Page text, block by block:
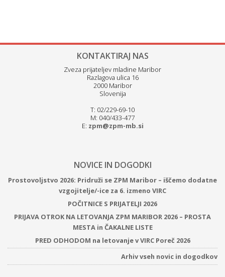
KONTAKTIRAJ NAS
Zveza prijateljev mladine Maribor
Razlagova ulica 16
2000 Maribor
Slovenija
T: 02/229-69-10
M: 040/433-477
E: zpm@zpm-mb.si
NOVICE IN DOGODKI
Prostovoljstvo 2026: Pridruži se ZPM Maribor – iščemo dodatne
vzgojitelje/-ice za 6. izmeno VIRC
POČITNICE S PRIJATELJI 2026
PRIJAVA OTROK NA LETOVANJA ZPM MARIBOR 2026 – PROSTA
MESTA in ČAKALNE LISTE
PRED ODHODOM na letovanje v VIRC Poreč 2026
Arhiv vseh novic in dogodkov